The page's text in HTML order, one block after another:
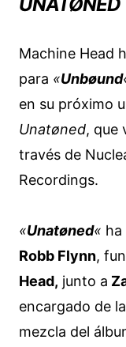
Machine Head
para «Unbøund
en su próximo
Unatøned, que
través de
Recordings.
«Unatøned«
Robb Flynn,
Head, junto a
encargado de
mezcla del